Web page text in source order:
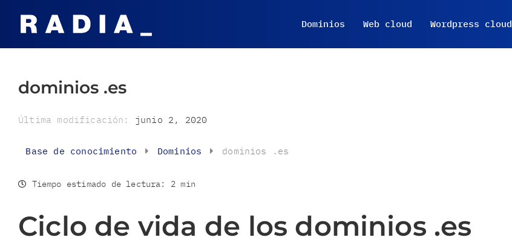
Dominios Web cloud Wordpress cloud
dominios .es
Última modificación: junio 2, 2020
Base de conocimiento Dominios dominios .es
Tiempo estimado de lectura: 2 min
Ciclo de vida de los dominios .es